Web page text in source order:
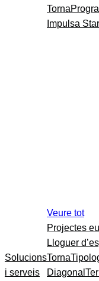
Solucions
i serveis
Torna
Impulsa
Veure tot
Projectes
Lloguer
Torna
Diagonal